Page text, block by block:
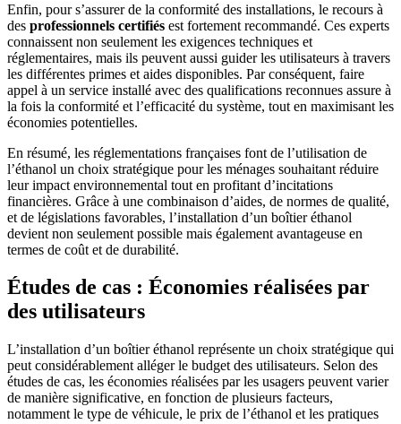
Enfin, pour s’assurer de la conformité des installations, le recours à
des professionnels certifiés est fortement recommandé. Ces experts
connaissent non seulement les exigences techniques et
réglementaires, mais ils peuvent aussi guider les utilisateurs à travers
les différentes primes et aides disponibles. Par conséquent, faire
appel à un service installé avec des qualifications reconnues assure à
la fois la conformité et l’efficacité du système, tout en maximisant les
économies potentielles.
En résumé, les réglementations françaises font de l’utilisation de
l’éthanol un choix stratégique pour les ménages souhaitant réduire
leur impact environnemental tout en profitant d’incitations
financières. Grâce à une combinaison d’aides, de normes de qualité,
et de législations favorables, l’installation d’un boîtier éthanol
devient non seulement possible mais également avantageuse en
termes de coût et de durabilité.
Études de cas : Économies réalisées par
des utilisateurs
L’installation d’un boîtier éthanol représente un choix stratégique qui
peut considérablement alléger le budget des utilisateurs. Selon des
études de cas, les économies réalisées par les usagers peuvent varier
de manière significative, en fonction de plusieurs facteurs,
notamment le type de véhicule, le prix de l’éthanol et les pratiques